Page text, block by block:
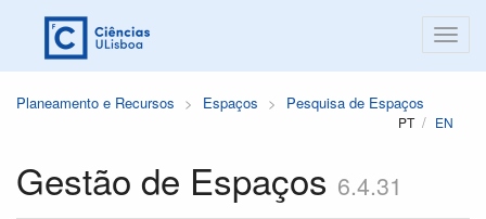
Planeamento e Recursos Espaços Pesquisa de Espaços
PT EN
Gestão de Espaços 6.4.31